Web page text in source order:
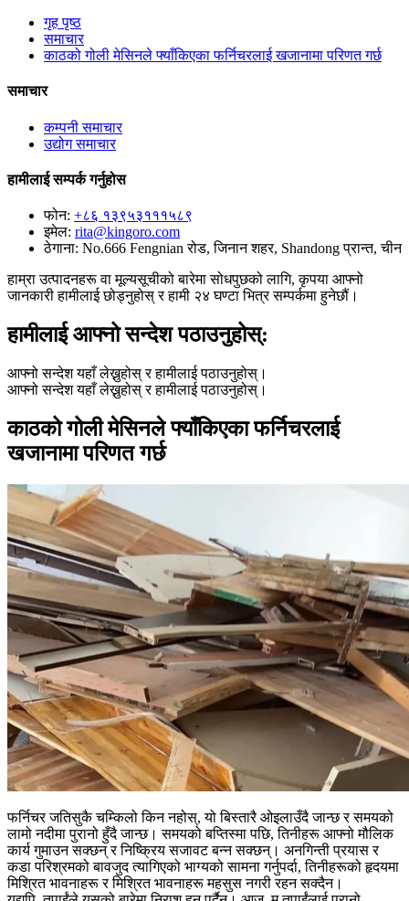
गृह पृष्ठ
समाचार
काठको गोली मेसिनले फ्याँकिएका फर्निचरलाई खजानामा परिणत गर्छ
समाचार
कम्पनी समाचार
उद्योग समाचार
हामीलाई सम्पर्क गर्नुहोस
फोन: +८६ १३९५३१११५८९
इमेल: rita@kingoro.com
ठेगाना: No.666 Fengnian रोड, जिनान शहर, Shandong प्रान्त, चीन
हाम्रा उत्पादनहरू वा मूल्यसूचीको बारेमा सोधपुछको लागि, कृपया आफ्नो
जानकारी हामीलाई छोड्नुहोस् र हामी २४ घण्टा भित्र सम्पर्कमा हुनेछौं।
हामीलाई आफ्नो सन्देश पठाउनुहोस्:
आफ्नो सन्देश यहाँ लेख्नुहोस् र हामीलाई पठाउनुहोस्।
आफ्नो सन्देश यहाँ लेख्नुहोस् र हामीलाई पठाउनुहोस्।
काठको गोली मेसिनले फ्याँकिएका फर्निचरलाई
खजानामा परिणत गर्छ
फर्निचर जतिसुकै चम्किलो किन नहोस्, यो बिस्तारै ओइलाउँदै जान्छ र समयको
लामो नदीमा पुरानो हुँदै जान्छ। समयको बप्तिस्मा पछि, तिनीहरू आफ्नो मौलिक
कार्य गुमाउन सक्छन् र निष्क्रिय सजावट बन्न सक्छन्। अनगिन्ती प्रयास र
कडा परिश्रमको बावजुद त्यागिएको भाग्यको सामना गर्नुपर्दा, तिनीहरूको हृदयमा
मिश्रित भावनाहरू र मिश्रित भावनाहरू महसुस नगरी रहन सक्दैन।